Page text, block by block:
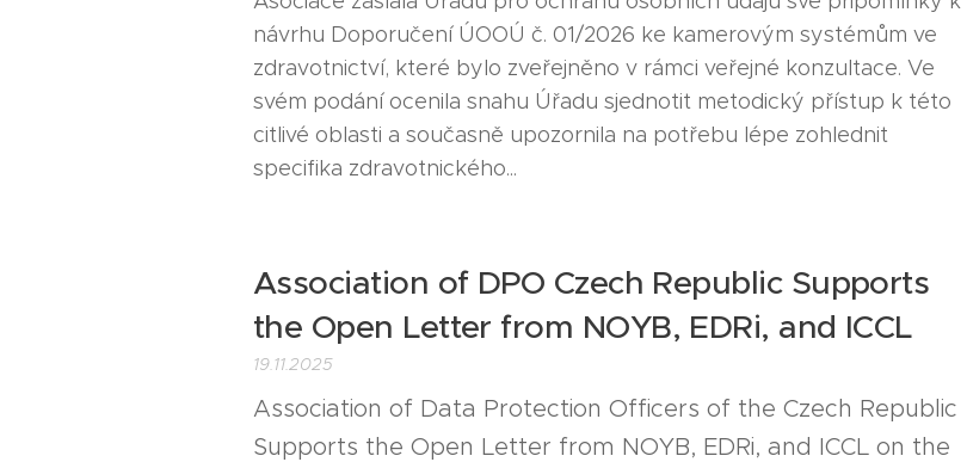
návrhu Doporučení ÚOOÚ č. 01/2026 ke kamerovým systémům ve
zdravotnictví, které bylo zveřejněno v rámci veřejné konzultace. Ve
svém podání ocenila snahu Úřadu sjednotit metodický přístup k této
citlivé oblasti a současně upozornila na potřebu lépe zohlednit
specifika zdravotnického...
Association of DPO Czech Republic Supports
the Open Letter from NOYB, EDRi, and ICCL
19.11.2025
Association of Data Protection Officers of the Czech Republic
Supports the Open Letter from NOYB, EDRi, and ICCL on the